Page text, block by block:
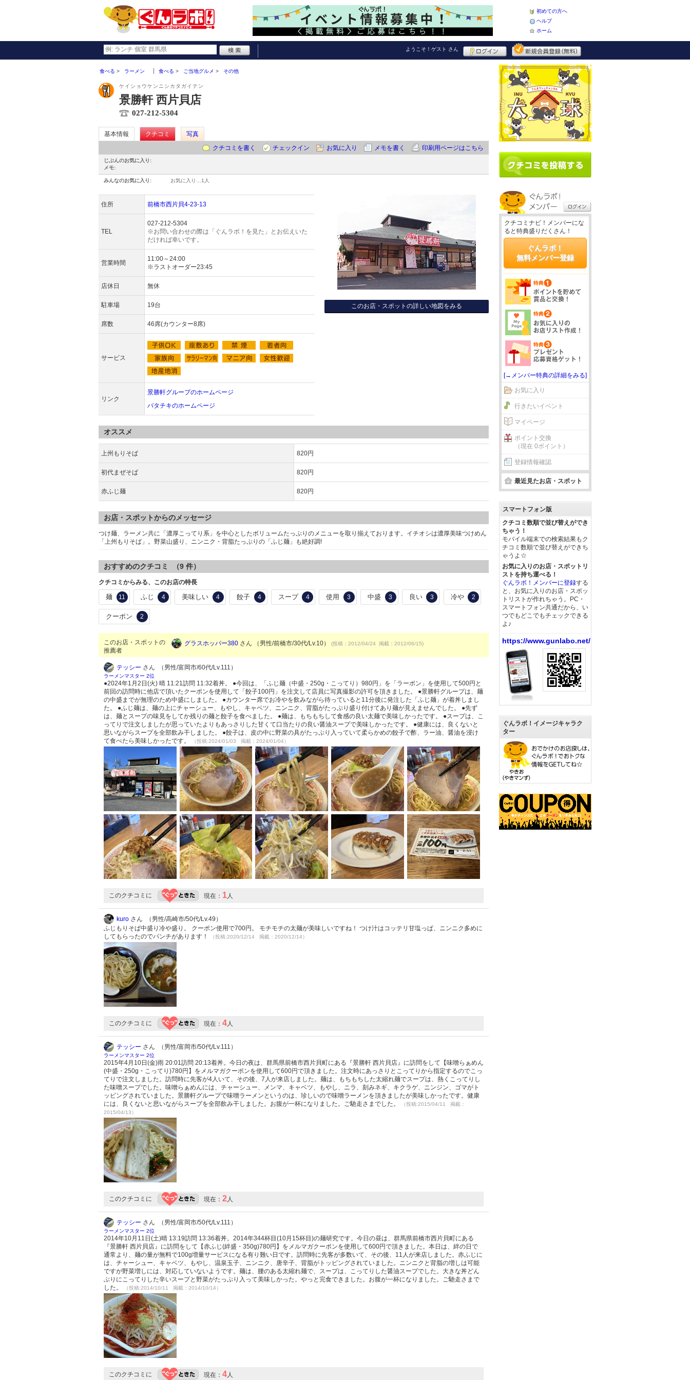
初めての方へ
ヘルプ
ホーム
ようこそ！ ゲスト さん
食べる ラーメン 食べる ご当地グルメ その他
ケイショウケンニシカタガイテン
景勝軒 西片貝店
027-212-5304
基本情報 クチコミ
写真
クチコミを書く
チェックイン お気に入り メモを書く 印刷用ページはこちら
じぶんのお気に入り:
メモ:
みんなのお気に入り: お気に入り… 1人
住所 前橋市西片貝4-23-13
TEL
027-212-5304
※お問い合わせの際は「ぐんラボ！を見た」とお伝えいた
だければ幸いです。
営業時間
11:00～24:00
※ラストオーダー23:45
店休日 無休
駐車場 19台
席数 46席(カウンター8席)
サービス
リンク
景勝軒グループのホームページ
バタチキのホームページ
このお店・スポットの詳しい地図をみる
オススメ
上州もりそば 820円
初代まぜそば 820円
赤ふじ麺 820円
お店・スポットからのメッセージ
つけ麺、ラーメン共に「濃厚こってり系」を中心としたボリュームたっぷりのメニューを取り揃えております。イチオシは濃厚美味つけめん
「上州もりそば」。野菜山盛り、ニンニク・背脂たっぷりの「ふじ麺」も絶好調!
おすすめのクチコミ （9 件）
クチコミからみる、このお店の特長
麺 11 ふじ 4 美味しい 4 餃子 4 スープ 4 使用 3 中盛 3 良い 3 冷や 2
クーポン 2
このお店・スポットの
推薦者
グラスホッパー380 さん （男性/前橋市/30代/Lv.10） (投稿：2012/04/24 掲載：2012/06/15)
テッシー さん （男性/富岡市/60代/Lv.111）
ラーメンマスター 2位
●2024年1月2日(火) 晴 11:21訪問 11:32着丼。 ●今回は、「ふじ麺（中盛・250g・こってり）980円」を「ラーポン」を使用して500円と
前回の訪問時に他店で頂いたクーポンを使用して「餃子100円」を注文して店員に写真撮影の許可を頂きました。 ●景勝軒グループは、麺
の中盛までが無理のため中盛にしました。 ●カウンター席でお冷やを飲みながら待っていると11分後に発注した「ふじ麺」が着丼しまし
た。 ●ふじ麺は、麺の上にチャーシュー、もやし、キャベツ、ニンニク、背脂がたっぷり盛り付けてあり麺が見えませんでした。 ●先ず
は、麺とスープの味見をしてか残りの麺と餃子を食べました。 ●麺は、もちもちして食感の良い太麺で美味しかったです。 ●スープは、こ
ってりで注文しましたが思っていたよりもあっさりした甘くて口当たりの良い醤油スープで美味しかったです。 ●健康には、良くないと
思いながらスープを全部飲み干しました。 ●餃子は、皮の中に野菜の具がたっぷり入っていて柔らかめの餃子で酢、ラー油、醤油を浸け
て食べたら美味しかったです。
（投稿:2024/01/03 掲載：2024/01/04）
このクチコミに 現在： 1人
kuro さん （男性/高崎市/50代/Lv.49）
ふじもりそば中盛り冷や盛り。 クーポン使用で700円。 モチモチの太麺が美味しいですね！ つけ汁はコッテリ甘塩っぱ、ニンニク多めに
してもらったのでパンチがあります！
（投稿:2020/12/14 掲載：2020/12/14）
このクチコミに 現在： 4人
テッシー さん （男性/富岡市/50代/Lv.111）
ラーメンマスター 2位
2015年4月10日(金)雨 20:01訪問 20:13着丼。今日の夜は、群馬県前橋市西片貝町にある『景勝軒 西片貝店』に訪問をして【味噌らぁめん
(中盛・250g・こってり)780円】をメルマガクーポンを使用して600円で頂きました。注文時にあっさりとこってりから指定するのでこっ
てりで注文しました。訪問時に先客が4人いて、その後、7人が来店しました。麺は、もちもちした太縮れ麺でスープは、熱くこってりし
た味噌スープでした。味噌らぁめんには、チャーシュー、メンマ、キャベツ、もやし、ニラ、刻みネギ、キクラゲ、ニンジン、ゴマがト
ッピングされていました。景勝軒グループで味噌ラーメンというのは、珍しいので味噌ラーメンを頂きましたが美味しかったです。健康
には、良くないと思いながらスープを全部飲み干しました。お腹が一杯になりました。ご馳走さまでした。
（投稿:2015/04/11 掲載：
2015/04/13）
このクチコミに 現在： 2人
テッシー さん （男性/富岡市/50代/Lv.111）
ラーメンマスター 2位
2014年10月11日(土)晴 13:19訪問 13:36着丼。2014年344杯目(10月15杯目)の麺研究です。今日の昼は、群馬県前橋市西片貝町にある
『景勝軒 西片貝店』に訪問をして【赤ふじ(絆盛・350g)780円】をメルマガクーポンを使用して600円で頂きました。本日は、絆の日で
通常より、麺の量が無料で100g増量サービスになる有り難い日です。訪問時に先客が多数いて、その後、11人が来店しました。赤ふじに
は、チャーシュー、キャベツ、もやし、温泉玉子、ニンニク、唐辛子、背脂がトッピングされていました。ニンニクと背脂の増しは可能
ですが野菜増しには、対応していないようです。麺は、腰のある太縮れ麺で、スープは、こってりした醤油スープでした。大きな丼どん
ぶりにこってりした辛いスープと野菜がたっぷり入って美味しかった。やっと完食できました。お腹が一杯になりました。ご馳走さまで
した。
（投稿:2014/10/11 掲載：2014/10/14）
このクチコミに 現在： 4人
クチコミナビ！メンバーにな
ると特典盛りだくさん！
ぐんラボ！
無料メンバー登録
[→メンバー特典の詳細をみる]
お気に入り
行きたいイベント
マイページ
ポイント交換
（現在 0ポイント）
登録情報確認
最近見たお店・スポット
スマートフォン版
クチコミ数順で並び替えができ
ちゃう！
モバイル端末での検索結果もク
チコミ数順で並び替えができち
ゃうよ☆
お気に入りのお店・スポットリ
ストを持ち運べる！
ぐんラボ！メンバーに登録する
と、お気に入りのお店・スポッ
トリストが作れちゃう。PC・
スマートフォン共通だから、い
つでもどこでもチェックできる
よ♪
https://www.gunlabo.net/
ぐんラボ！イメージキャラク
ター